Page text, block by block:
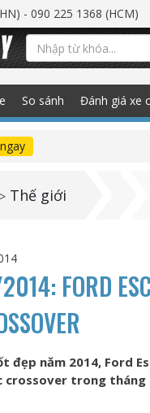
- 090 225 1368 (HCM)
So sánh Đánh giá xe
> Thế giới
FORD
đẹp năm 2014, Ford
crossover trong